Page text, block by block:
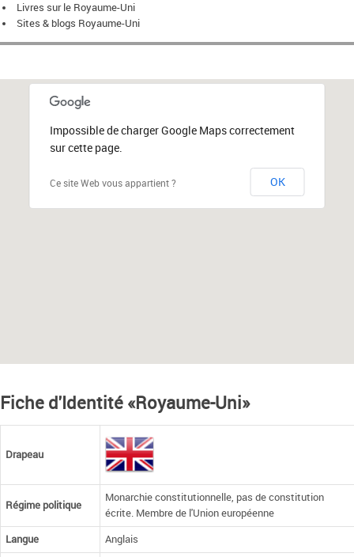
Livres sur le Royaume-Uni
Sites & blogs Royaume-Uni
Impossible de charger Google Maps correctement
sur cette page.
Ce site Web vous appartient ? OK
Fiche d'Identité «Royaume-Uni»
Drapeau
Régime politique
Monarchie constitutionnelle, pas de constitution
écrite. Membre de l'Union européenne
Langue
Anglais